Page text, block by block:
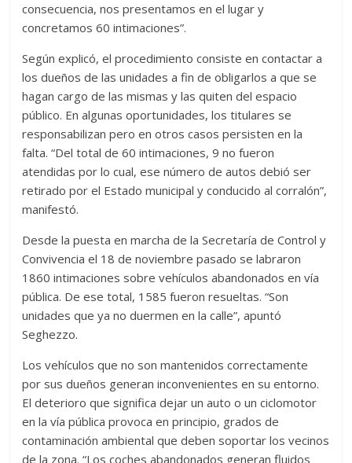
consecuencia, nos presentamos en el lugar y
concretamos 60 intimaciones”.
Según explicó, el procedimiento consiste en contactar a
los dueños de las unidades a fin de obligarlos a que se
hagan cargo de las mismas y las quiten del espacio
público. En algunas oportunidades, los titulares se
responsabilizan pero en otros casos persisten en la
falta. “Del total de 60 intimaciones, 9 no fueron
atendidas por lo cual, ese número de autos debió ser
retirado por el Estado municipal y conducido al corralón”,
manifestó.
Desde la puesta en marcha de la Secretaría de Control y
Convivencia el 18 de noviembre pasado se labraron
1860 intimaciones sobre vehículos abandonados en vía
pública. De ese total, 1585 fueron resueltas. “Son
unidades que ya no duermen en la calle”, apuntó
Seghezzo.
Los vehículos que no son mantenidos correctamente
por sus dueños generan inconvenientes en su entorno.
El deterioro que significa dejar un auto o un ciclomotor
en la vía pública provoca en principio, grados de
contaminación ambiental que deben soportar los vecinos
de la zona. “Los coches abandonados generan fluidos